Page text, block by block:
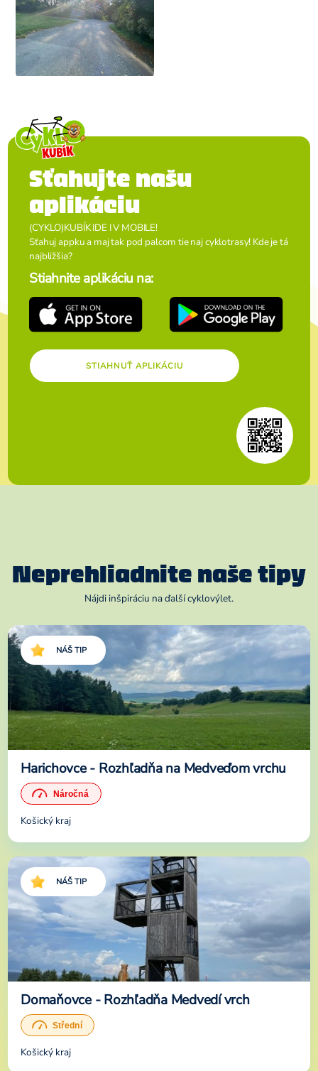
Sťahujte našu
aplikáciu
(CYKLO)KUBÍK IDE I V MOBILE!
Sťahuj appku a maj tak pod palcom tie naj cyklotrasy! Kde je tá
najbližšia?
Stiahnite aplikáciu na:
STIAHNUŤ APLIKÁCIU
Neprehliadnite naše tipy
Nájdi inšpiráciu na ďalší cyklovýlet.
NÁŠ TIP
Harichovce - Rozhľadňa na Medveďom vrchu
Košický kraj
NÁŠ TIP
Domaňovce - Rozhľadňa Medvedí vrch
Košický kraj